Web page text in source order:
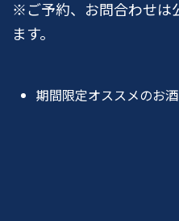
※ご予約、お問合わせは
ます。
期間限定オススメのお酒